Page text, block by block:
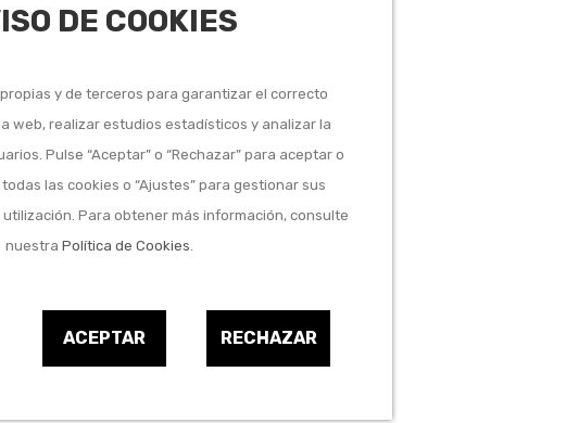
DE COOKIES
y de terceros para garantizar el correcto
web, realizar estudios estadísticos y analizar la
Pulse “Aceptar” o “Rechazar” para aceptar o
las cookies o “Ajustes” para gestionar sus
Para obtener más información, consulte
nuestraPolítica de Cookies
ACEPTAR RECHAZAR
(PDF) Verano Ventilación
12/08/2026.
Catálogo Verano Ventilación
OPTIMUS (QF+) del
21/05/2026 al 12/08/2026 en
los puntos de venta
-> Descargar PDF
-> Ver PDF